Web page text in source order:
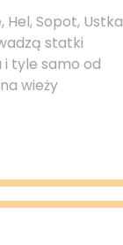
Hel, Sopot, Ustka
statki
i tyle samo od
wieży